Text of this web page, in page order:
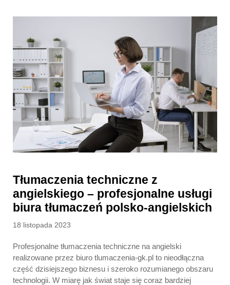
Tłumaczenia techniczne z
angielskiego – profesjonalne usługi
biura tłumaczeń polsko-angielskich
Posted
18 listopada 2023
Profesjonalne tłumaczenia techniczne na angielski
realizowane przez biuro tlumaczenia-gk.pl to nieodłączna
część dzisiejszego biznesu i szeroko rozumianego obszaru
technologii. W miarę jak świat staje się coraz bardziej